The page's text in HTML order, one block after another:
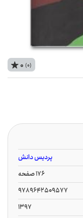
0 (0)
پردیس دانش
176 صفحه
9789642509577
1397